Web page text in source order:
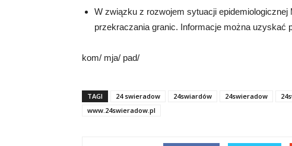
W związku z rozwojem sytuacji epidemiologicznej
przekraczania granic. Informacje można uzyskać
kom/ mja/ pad/
TAGI 24 swieradow 24swiardów 24swieradow
www.24swieradow.pl